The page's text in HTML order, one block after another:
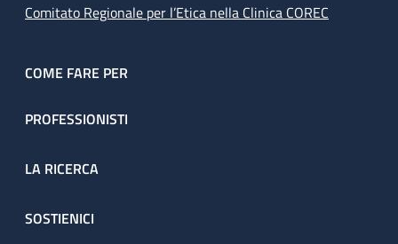
Comitato Regionale per l’Etica nella Clinica COREC
COME FARE PER
PROFESSIONISTI
LA RICERCA
SOSTIENICI